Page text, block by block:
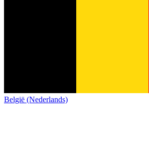
België (Nederlands)